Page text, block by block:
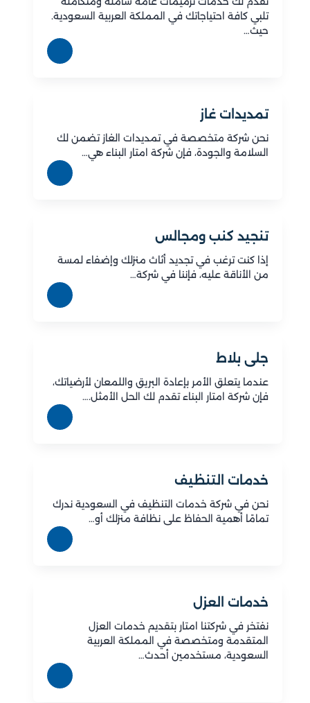
تلبي كافة احتياجاتك في المملكة العربية السعودية.
حيث…
تمديدات غاز
نحن شركة متخصصة في تمديدات الغاز تضمن لك
السلامة والجودة، فإن شركة امتار البناء هي…
تنجيد كنب ومجالس
إذا كنت ترغب في تجديد أثاث منزلك وإضفاء لمسة
من الأناقة عليه، فإننا في شركة…
جلى بلاط
عندما يتعلق الأمر بإعادة البريق واللمعان لأرضياتك،
فإن شركة امتار البناء تقدم لك الحل الأمثل.…
خدمات التنظيف
نحن في شركة خدمات التنظيف في السعودية ندرك
تمامًا أهمية الحفاظ على نظافة منزلك أو…
خدمات العزل
نفتخر في شركتنا امتار بتقديم خدمات العزل
المتقدمة ومتخصصة في المملكة العربية
السعودية، مستخدمين أحدث…